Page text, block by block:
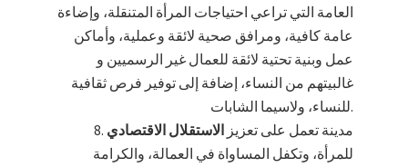
العامة التي تراعي احتياجات المرأة المتنقلة، وإضاءة
عامة كافية، ومرافق صحية لائقة وعملية، وأماكن
عمل وبنية تحتية لائقة للعمال غير الرسميين و
غالبيتهم من النساء، إضافة إلى توفير فرص ثقافية
للنساء، ولاسيما الشابات.
مدينة تعمل على تعزيز الاستقلال الاقتصادي
للمرأة، وتكفل المساواة في العمالة، والكرامة